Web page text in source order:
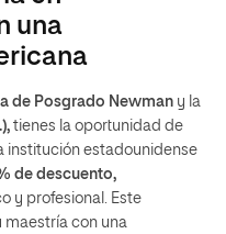
una
de Posgrado Newman y la
tienes la oportunidad de
institución estadounidense
de descuento,
y profesional. Este
con una